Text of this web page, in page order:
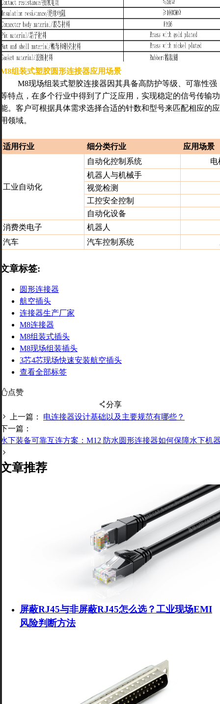
M8组装式塑胶圆形连接器应用场景
M8现场组装式塑胶连接器因其具备高防护等级、可靠性强
等特点，在多个行业中得到了广泛应用 ， 实现稳定的信号传输功
能。 客户可根据具体需求选择合适的针数和型号来匹配相应的应
用领域。
适用行业 细分类行业 应用场景
工业自动化
自动化控制系统
电
机器人与机械手
视觉检测
工控安全控制
自动化设备
消费类电子
机器人
汽车
汽车控制系统
文章标签:
圆形连接器
航空插头
连接器生产厂家
M8连接器
M8组装式插头
M8现场组装插头
3芯4芯现场快速安装航空插头
查看全部标签
点赞
分享
上一篇： 电连接器设计基础以及主要规范有哪些？
下一篇：
水下装备可靠互连方案：M12 防水圆形连接器如何保障水下机
文章推荐
屏蔽RJ45与非屏蔽RJ45怎么选？工业现场EMI
风险判断方法